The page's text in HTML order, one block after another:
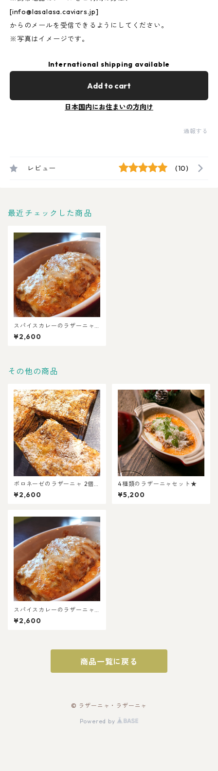
[info@lasalasa.caviars.jp]
からのメールを受信できるようにしてください。
※写真はイメージです。
International shipping available
Add to cart
日本国内にお住まいの方向け
通報する
レビュー (10)
最近チェックした商品
スパイスカレーのラザーニャ2
個セット★
¥2,600
その他の商品
ボロネーゼのラザーニャ 2個セ
ット
¥2,600
4種類のラザーニャセット★
¥5,200
スパイスカレーのラザーニャ2
個セット★
¥2,600
商品一覧に戻る
© ラザーニャ・ラザーニャ
Powered by